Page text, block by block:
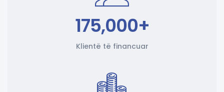
175,000+
Klientë të financuar